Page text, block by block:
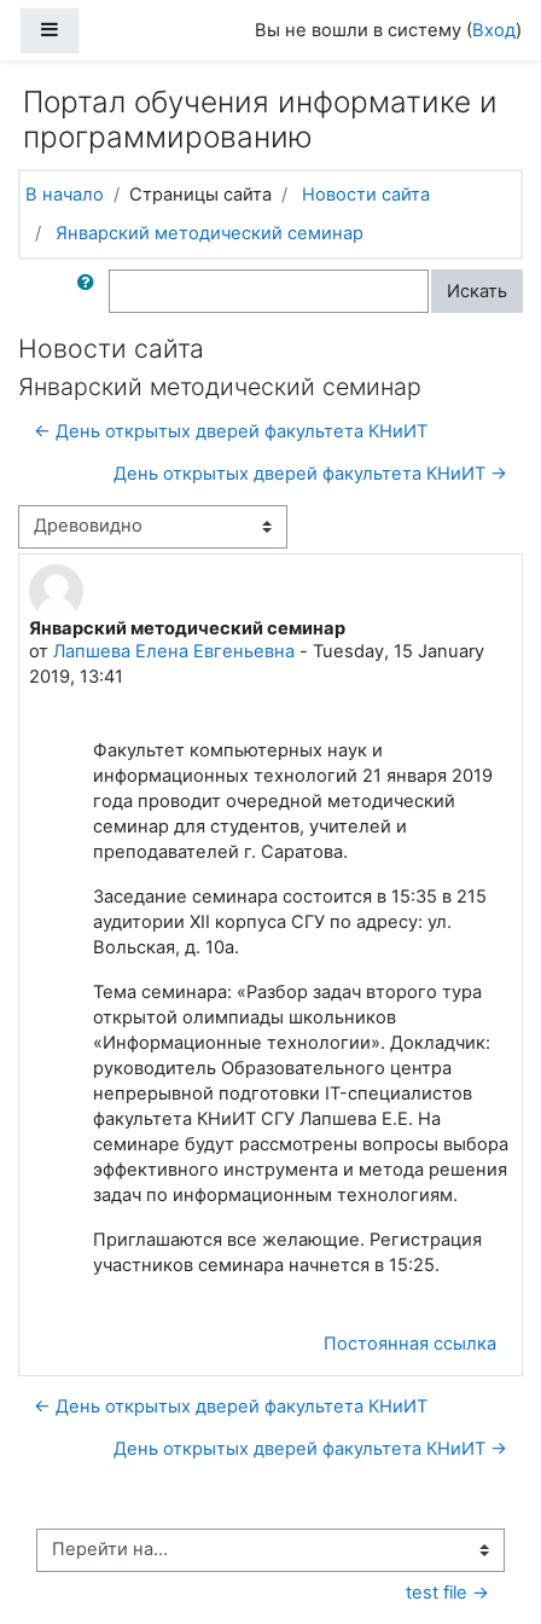
Вы не вошли в систему (Вход)
Портал обучения информатике и
программированию
В начало Страницы сайта
Новости сайта
Январский методический семинар
Поиск по форумам Искать
Новости сайта
Январский методический семинар
← День открытых дверей факультета КНиИТ
День открытых дверей факультета КНиИТ →
Режим отображения
Январский методический семинар
от Лапшева Елена Евгеньевна - Tuesday, 15 January
2019, 13:41
Количество ответов: 0
Факультет компьютерных наук и
информационных технологий 21 января 2019
года проводит очередной методический
семинар для студентов, учителей и
преподавателей г. Саратова.
Заседание семинара состоится в 15:35 в 215
аудитории XII корпуса СГУ по адресу: ул.
Вольская, д. 10а.
Тема семинара: «Разбор задач второго тура
открытой олимпиады школьников
«Информационные технологии». Докладчик:
руководитель Образовательного центра
непрерывной подготовки IT-специалистов
факультета КНиИТ СГУ Лапшева Е.Е. На
семинаре будут рассмотрены вопросы выбора
эффективного инструмента и метода решения
задач по информационным технологиям.
Приглашаются все желающие. Регистрация
участников семинара начнется в 15:25.
Постоянная ссылка
← День открытых дверей факультета КНиИТ
День открытых дверей факультета КНиИТ →
Перейти на...
test file →